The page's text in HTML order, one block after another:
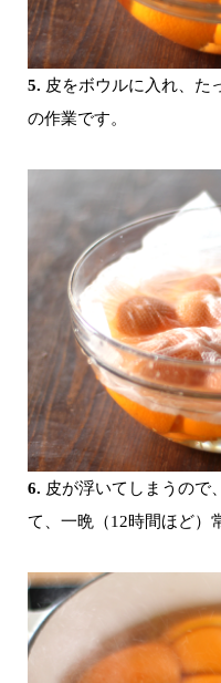
5. 皮をボウルに入れ、た
の作業です。
6. 皮が浮いてしまうので
て、一晩（12時間ほど）